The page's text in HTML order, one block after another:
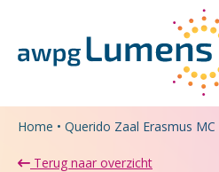
Home • Querido Zaal Erasmus MC
Terug naar overzicht